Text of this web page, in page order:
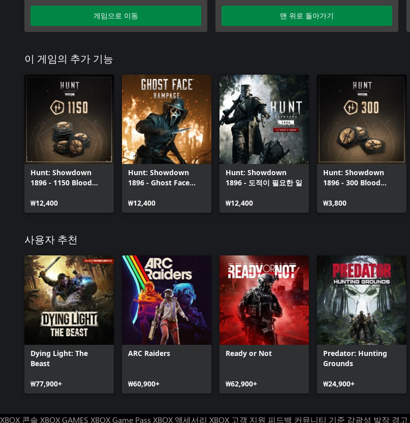
Hunt: Showdown 1896 - Last Gust
Hunt: Showdown 1896 - The Prodigal
Daughter
게임으로 이동
Hunt: Showdown 1896 - Double or Nothing
Hunt: Showdown 1896 - Last Gust
Hunt: Showdown 1896 - Legends of the
Hunt: Showdown 1896 - The Trick Shooter
맨 위로 돌아가기
이 게임의 추가 기능
Hunt: Showdown
1896 - 1150 Blood
₩12,400
Hunt: Showdown
1896 - Ghost Face
₩12,400
Hunt: Showdown
1896 - 도적이 필요한 일
₩12,400
Hunt: Showdown
1896 - 300 Blood
₩3,800
사용자 추천
Dying Light: The
Beast
₩77,900+
ARC Raiders
₩60,900+
Ready or Not
₩62,900+
Predator: Hunting
Grounds
₩24,900+
XBOX 콘솔 XBOX GAMES XBOX Game Pass XBOX 액세서리 XBOX 고객 지원 피드백 커뮤니티 기준 감광성 발작 경고